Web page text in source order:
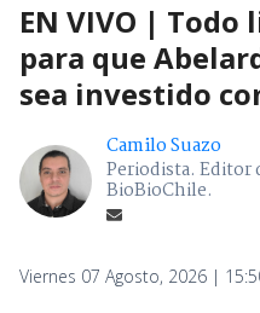
EN VIVO | Todo
para que
sea investido
Camilo Suazo
Periodista. Editor
BioBioChile.
Viernes 07 Agosto, 2026 |